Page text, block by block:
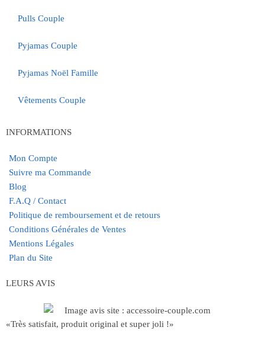
Pulls Couple
Pyjamas Couple
Pyjamas Noël Famille
Vêtements Couple
INFORMATIONS
Mon Compte
Suivre ma Commande
Blog
F.A.Q / Contact
Politique de remboursement et de retours
Conditions Générales de Ventes
Mentions Légales
Plan du Site
LEURS AVIS
«Très satisfait, produit original et super joli !»